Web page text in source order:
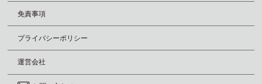
免責事項
プライバシーポリシー
運営会社